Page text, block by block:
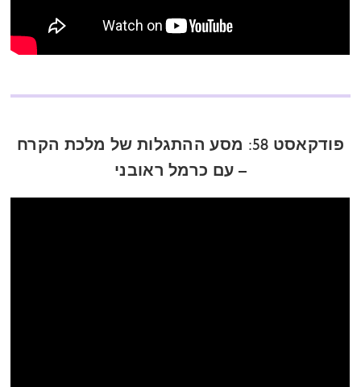
פודקאסט 58: מסע ההתגלות של מלכת הקרח
– עם כרמל ראובני